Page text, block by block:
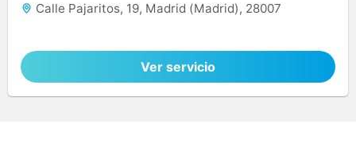
Calle Pajaritos, 19, Madrid (Madrid), 28007
Ver servicio